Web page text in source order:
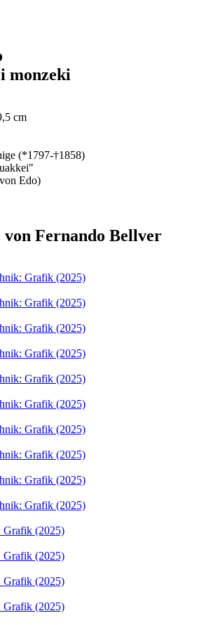
monzeki
cm
(*1797-†1858)
Edo)
Fernando Bellver
Grafik (2025)
Grafik (2025)
Grafik (2025)
Grafik (2025)
Grafik (2025)
Grafik (2025)
Grafik (2025)
Grafik (2025)
Grafik (2025)
Grafik (2025)
Grafik (2025)
Grafik (2025)
Grafik (2025)
Grafik (2025)